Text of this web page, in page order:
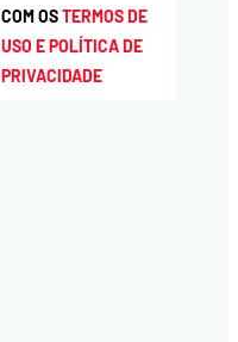
COM OSTERMOS DE
USO E POLÍTICA DE
PRIVACIDADE